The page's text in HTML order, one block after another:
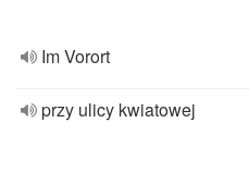
Im Vorort
przy ulicy kwiatowej